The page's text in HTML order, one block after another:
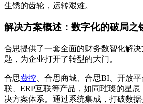
生锈的齿轮，运转艰难。
解决方案概述：数字化的破局之
合思提供了一套全面的财务数智化解
匙，为企业打开了转型的大门。
合思费控 、合思商城、合思BI、开放平
联、ERP互联等产品，如同璀璨的星
决方案体系。通过系统集成，打破数